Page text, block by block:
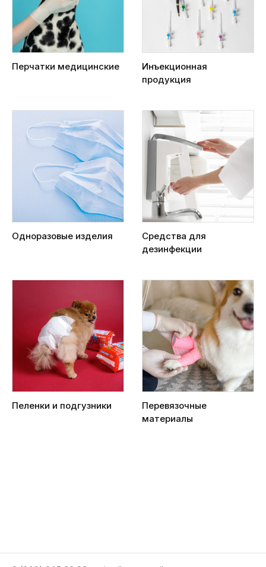
Перчатки медицинские
Инъекционная
продукция
Одноразовые изделия
Средства для
дезинфекции
Пеленки и подгузники
Перевязочные
материалы